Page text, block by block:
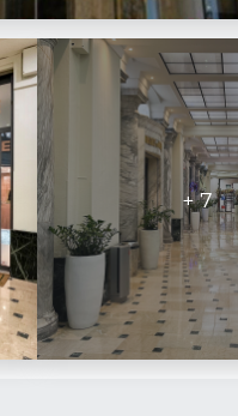
+ 7